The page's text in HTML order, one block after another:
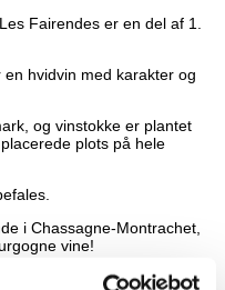
Fairendes er en del af 1.
hvidvin med karakter og
og vinstokke er plantet
plots på hele
i Chassagne-Montrachet,
vine!
købe disse vine i Danmark,